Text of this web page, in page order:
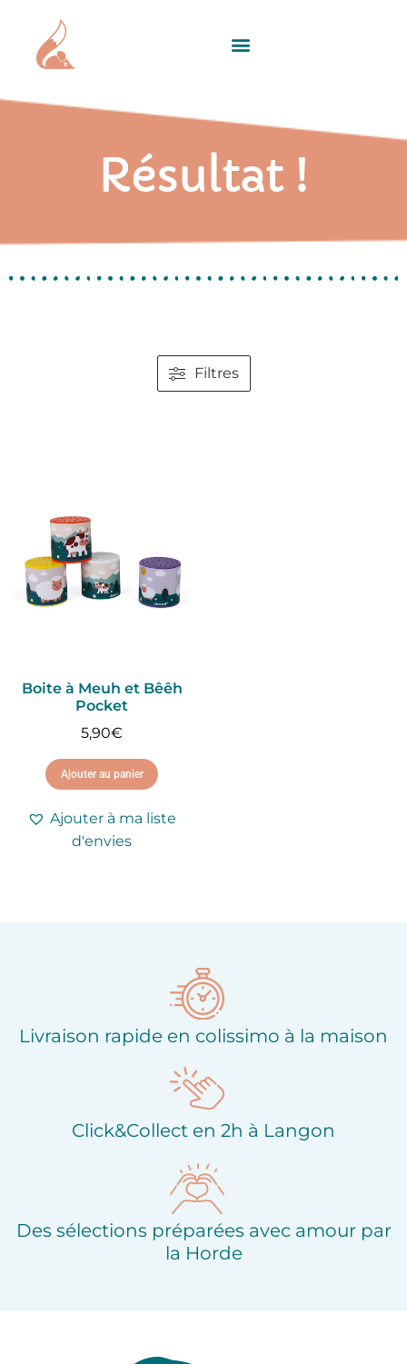
Résultat !
Filtres
Boite à Meuh et Bêêh
Pocket
5,90€
Ajouter au panier
Ajouter à ma liste
d'envies
Livraison rapide en colissimo à la maison
Click&Collect en 2h à Langon
Des sélections préparées avec amour par
la Horde